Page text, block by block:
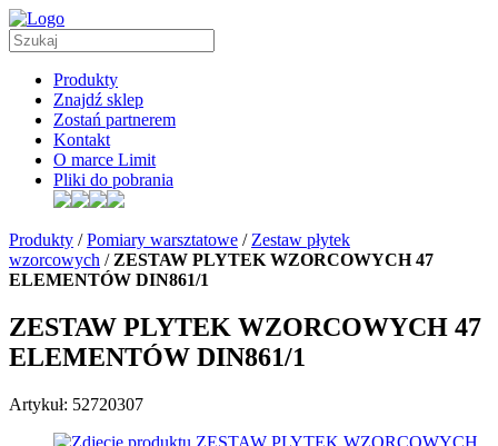
Produkty
Znajdź sklep
Zostań partnerem
Kontakt
O marce Limit
Pliki do pobrania
Produkty /Pomiary warsztatowe / Zestaw płytek
wzorcowych / ZESTAW PLYTEK WZORCOWYCH 47
ELEMENTÓW DIN861/1
ZESTAW PLYTEK WZORCOWYCH 47
ELEMENTÓW DIN861/1
Artykuł: 52720307